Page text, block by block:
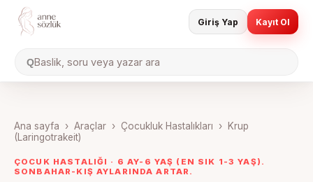
QBaslik, soru veya yazar ara
Giriş Yap Kayıt Ol
Ana sayfa › Araçlar › Çocukluk Hastalıkları ›
Krup
(Laringotrakeit)
ÇOCUK HASTALIĞI · 6 AY-6 YAŞ (EN SIK 1-3 YAŞ).
SONBAHAR-KIŞ AYLARINDA ARTAR.